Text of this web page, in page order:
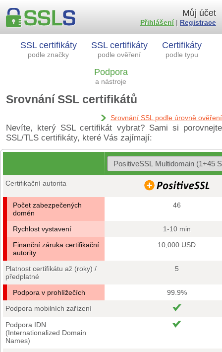
SSL certifikáty
podle značky
SSL certifikáty
podle ověření
Certifikáty
podle typu
Podpora
a nástroje
Můj účet
Přihlášení| Registrace
Srovnání SSL certifikátů
Srovnání SSL podle úrovně ověření
Nevíte, který SSL certifikát vybrat? Sami si porovnejte
SSL/TLS certifikáty, které Vás zajímají:
Certifikační autorita
Počet zabezpečených
domén
46
Rychlost vystavení
1-10 min
Finanční záruka certifikační
autority
10,000 USD
Platnost certifikátu až (roky) /
předplatné
5
Podpora v prohlížečích
99.9%
Podpora mobilních zařízení
Podpora IDN
(Internationalized Domain
Names)